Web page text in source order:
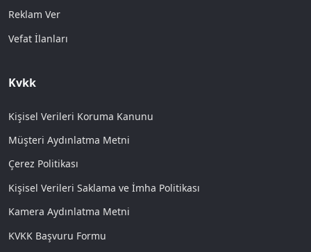
Reklam Ver
Vefat İlanları
Kvkk
Kişisel Verileri Koruma Kanunu
Müşteri Aydınlatma Metni
Çerez Politikası
Kişisel Verileri Saklama ve İmha Politikası
Kamera Aydınlatma Metni
KVKK Başvuru Formu